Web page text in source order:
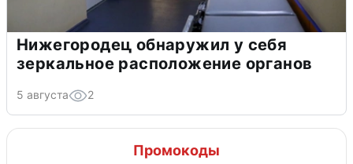
Нижегородец обнаружил у себя
зеркальное расположение органов
5 августа 2
Промокоды